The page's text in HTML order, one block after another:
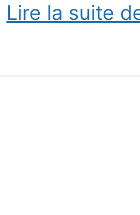
Lire la suite